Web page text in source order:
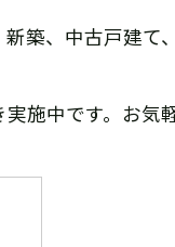
築、中古戸建て
施中です。お気